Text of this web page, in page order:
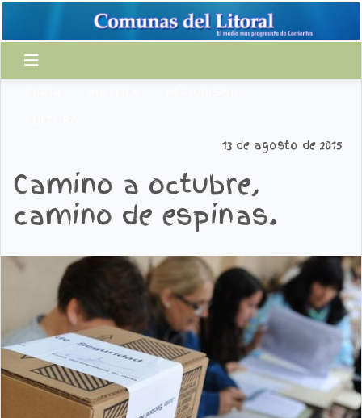
13 de agosto de 2015
Camino a octubre,
camino de espinas.